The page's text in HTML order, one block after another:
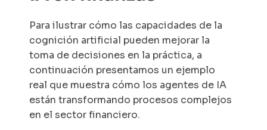
Para ilustrar cómo las capacidades de la
cognición artificial pueden mejorar la
toma de decisiones en la práctica, a
continuación presentamos un ejemplo
real que muestra cómo los agentes de IA
están transformando procesos complejos
en el sector financiero.